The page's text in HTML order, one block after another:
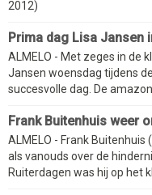
2012)
Prima dag Lisa Jansen
ALMELO - Met zeges in de
Jansen woensdag tijdens
succesvolle dag. De
Frank Buitenhuis weer
ALMELO - Frank
als vanouds over de
Ruiterdagen was hij op het